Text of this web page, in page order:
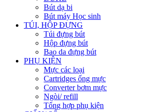
Bút dạ bi
Bút máy Học sinh
TÚI, HỘP ĐỰNG
Túi đựng bút
Hộp đựng bút
Bao da đựng bút
PHỤ KIỆN
Mực các loại
Cartridges ống mực
Converter bơm mực
Ngòi/ refill
Tổng hợp phụ kiện